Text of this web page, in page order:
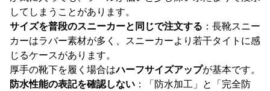
してしまうことがあります。
サイズを普段のスニーカーと同じで注文する ：長靴スニー
カーはラバー素材が多く、スニーカーより若干タイトに感
じるケースがあります。
厚手の靴下を履く場合はハーフサイズアップが基本です。
防水性能の表記を確認しない ：「防水加工」と「完全防